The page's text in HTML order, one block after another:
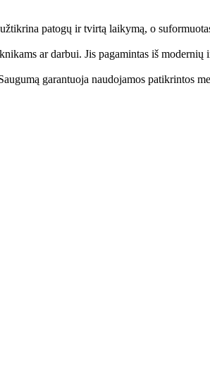
patogų ir tvirtą laikymą, o
ar darbui. Jis pagamintas iš
garantuoja naudojamos patikrintos